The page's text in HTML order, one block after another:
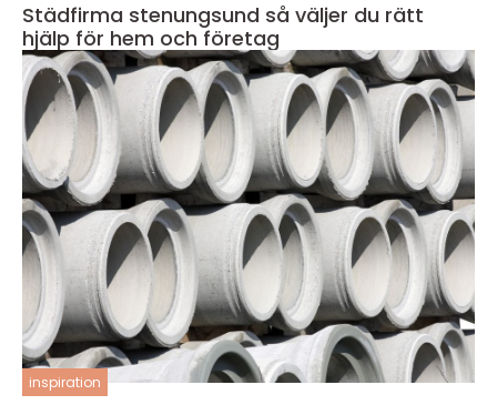
Städfirma stenungsund så väljer du rätt
hjälp för hem och företag
inspiration